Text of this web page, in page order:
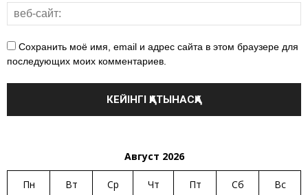
Сохранить моё имя, email и адрес сайта в этом браузере для
последующих моих комментариев.
Август 2026
Пн Вт Ср Чт Пт Сб Вс